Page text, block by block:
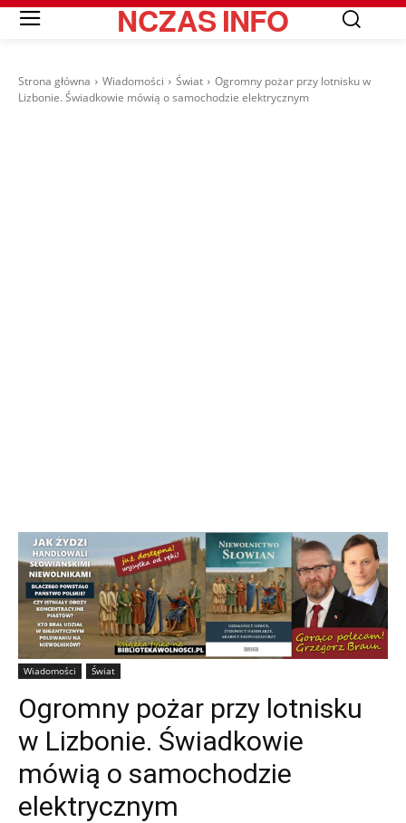
NCZASINFO
Strona główna Wiadomości Świat
Ogromny pożar przy lotnisku w
Lizbonie. Świadkowie mówią o samochodzie elektrycznym
Wiadomości Świat
Ogromny pożar przy lotnisku
w Lizbonie. Świadkowie
mówią o samochodzie
elektrycznym